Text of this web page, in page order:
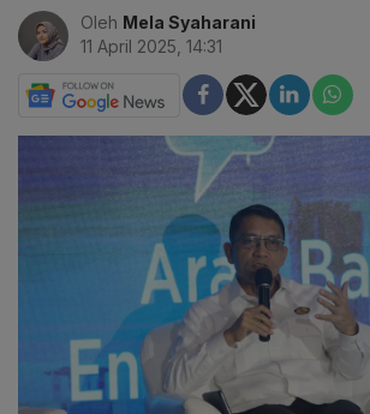
Oleh Mela Syaharani
11 April 2025, 14:31